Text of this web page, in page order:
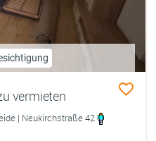
vermieten
| Neukirchstraße 42